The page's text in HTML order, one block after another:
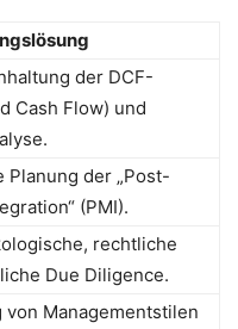
der DCF-
Cash Flow) und
Planung der „Post-
(PMI).
rechtliche
Due Diligence.
von Managementstilen